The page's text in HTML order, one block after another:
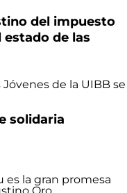
del impuesto
de las
solidaria